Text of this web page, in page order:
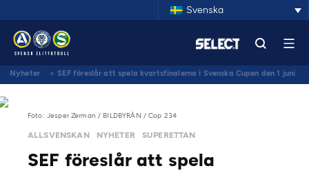
Svenska
Nyheter > SEF föreslår att spela kvartsfinalerna i Svenska Cupen den 1 juni
Foto: Jesper Zerman / BILDBYRÅN / Cop 234
ALLSVENSKAN NYHETER SUPERETTAN
SEF föreslår att spela